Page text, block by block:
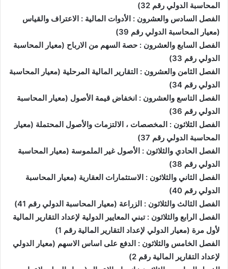
المحاسبة الدولي رقم 32)
الفصل السادس والعشرون : الأدوات المالية : الاعتراف والقياس
(معيار المحاسبة الدولي رقم 39)
الفصل السابع والعشرون : حصة السهم من الارباح (معيار المحاسبة
الدولي رقم 33)
الفصل الثامن والعشرون : التقارير المالية المرحلية (معيار المحاسبة
الدولي رقم 34)
الفصل التاسع والعشرون : انخفاض قيمة الأصول (معيار المحاسبة
الدولي رقم 36)
الفصل الثلاثون : المخصصات ، الالتزمات والأصول المحتملة (معيار
المحاسبة الدولي رقم 37)
الفصل الحادي والثلاثون : الأصول غير الملموسة (معيار المحاسبة
الدولي رقم 38)
الفصل الثاني والثلاثون : الاستثمارات العقارية (معيار المحاسبة
الدولي رقم 40)
الفصل الثالث والثلاثون : الزراعة (معيار المحاسبة الدولي رقم 41)
الفصل الرابع والثلاثون : تبني المعايير الدولية لإعداد التقارير المالية
لأول مرة (معيار الدولي لإعداد التقارير المالية رقم 1)
الفصل الخامس والثلاثون : الدفع على اساس الاسهم (معيار الدولي
لإعداد التقارير المالية رقم 2)